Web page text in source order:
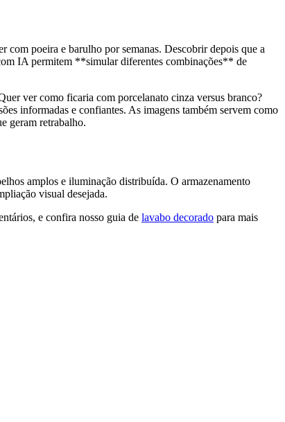
poeira e barulho por semanas. Descobrir depois que a
IA permitem **simular diferentes combinações** de
ver como ficaria com porcelanato cinza versus branco?
informadas e confiantes. As imagens também servem como
geram retrabalho.
amplos e iluminação distribuída. O armazenamento
visual desejada.
e confira nosso guia de lavabo decorado para mais